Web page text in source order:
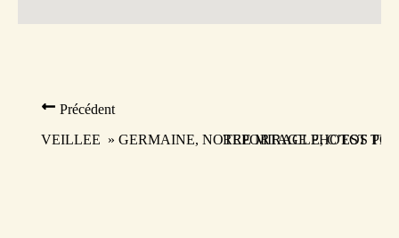
Précédent
VEILLEE » GERMAINE, NOTRE MIRACLE, C’EST TOI
REPORTAGE PHOTOS